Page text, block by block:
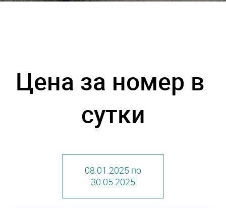
Цена за номер в
сутки
08.01.2025 по
30.05.2025